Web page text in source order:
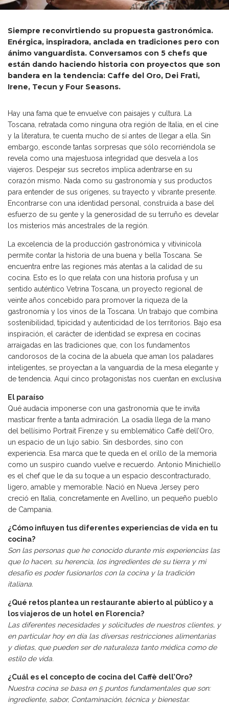
Siempre reconvirtiendo su propuesta gastronómica.
Enérgica, inspiradora, anclada en tradiciones pero con
ánimo vanguardista. Conversamos con 5 chefs que
están dando haciendo historia con proyectos que son
bandera en la tendencia: Caffe del Oro, Dei Frati,
Irene, Tecun y Four Seasons.
Hay una fama que te envuelve con paisajes y cultura. La
Toscana, retratada como ninguna otra región de Italia, en el cine
y la literatura, te cuenta mucho de sí antes de llegar a ella. Sin
embargo, esconde tantas sorpresas que sólo recorriéndola se
revela como una majestuosa integridad que desvela a los
viajeros. Despejar sus secretos implica adentrarse en su
corazón mismo. Nada como su gastronomía y sus productos
para entender de sus orígenes, su trayecto y vibrante presente.
Encontrarse con una identidad personal, construida a base del
esfuerzo de su gente y la generosidad de su terruño es develar
los misterios más ancestrales de la región.
La excelencia de la producción gastronómica y vitivinícola
permite contar la historia de una buena y bella Toscana. Se
encuentra entre las regiones más atentas a la calidad de su
cocina. Esto es lo que relata con una historia profusa y un
sentido auténtico Vetrina Toscana, un proyecto regional de
veinte años concebido para promover la riqueza de la
gastronomía y los vinos de la Toscana. Un trabajo que combina
sostenibilidad, tipicidad y autenticidad de los territorios. Bajo esa
inspiración, el carácter de identidad se expresa en cocinas
arraigadas en las tradiciones que, con los fundamentos
candorosos de la cocina de la abuela que aman los paladares
inteligentes, se proyectan a la vanguardia de la mesa elegante y
de tendencia. Aquí cinco protagonistas nos cuentan en exclusiva
El paraíso
Qué audacia imponerse con una gastronomía que te invita
masticar frente a tanta admiración. La osadía llega de la mano
del bellísimo Portrait Firenze y su emblemático Caffè dell’Oro,
un espacio de un lujo sabio. Sin desbordes, sino con
experiencia. Esa marca que te queda en el orillo de la memoria
como un suspiro cuando vuelve e recuerdo. Antonio Minichiello
es el chef que le da su toque a un espacio descontracturado,
ligero, amable y memorable. Nació en Nueva Jersey pero
creció en Italia, concretamente en Avellino, un pequeño pueblo
de Campania.
¿Cómo influyen tus diferentes experiencias de vida en tu
cocina?
Son las personas que he conocido durante mis experiencias las
que lo hacen, su herencia, los ingredientes de su tierra y mi
desafío es poder fusionarlos con la cocina y la tradición
italiana.
¿Qué retos plantea un restaurante abierto al público y a
los viajeros de un hotel en Florencia?
Las diferentes necesidades y solicitudes de nuestros clientes, y
en particular hoy en día las diversas restricciones alimentarias
y dietas, que pueden ser de naturaleza tanto médica como de
estilo de vida.
¿Cuál es el concepto de cocina del Caffè dell’Oro?
Nuestra cocina se basa en 5 puntos fundamentales que son:
ingrediente, sabor, Contaminación, técnica y bienestar.